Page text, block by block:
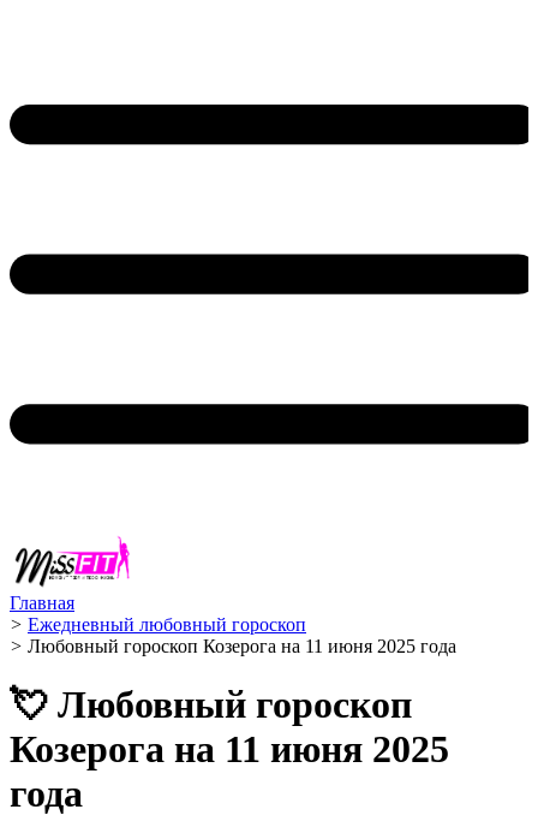
Главная
> Ежедневный любовный гороскоп
> Любовный гороскоп Козерога на 11 июня 2025 года
💘 Любовный гороскоп
Козерога на 11 июня 2025
года